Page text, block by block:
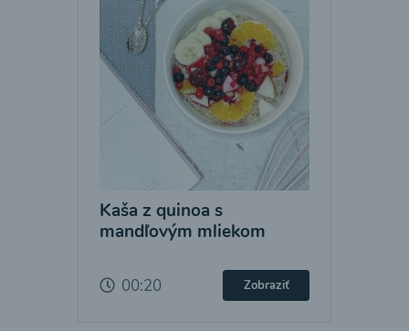
Kaša z quinoa s
mandľovým mliekom
00:20 Zobraziť